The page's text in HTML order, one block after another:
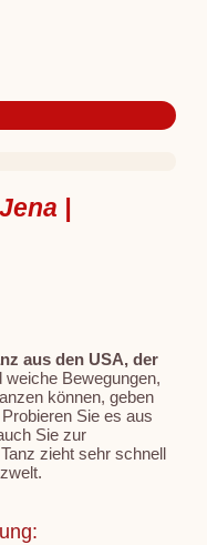
|
aus den USA, der
weiche Bewegungen,
können, geben
Sie es aus
Sie zur
zieht sehr schnell